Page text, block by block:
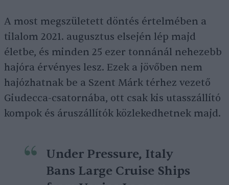
A most megszületett döntés értelmében a
tilalom 2021. augusztus elsején lép majd
életbe, és minden 25 ezer tonnánál nehezebb
hajóra érvényes lesz. Ezek a jövőben nem
hajózhatnak be a Szent Márk térhez vezető
Giudecca-csatornába, ott csak kis utasszállító
kompok és áruszállítók közlekedhetnek majd.
Under Pressure, Italy
Bans Large Cruise Ships